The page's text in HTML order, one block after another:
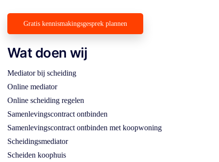
Gratis kennismakingsgesprek plannen
Wat doen wij
Mediator bij scheiding
Online mediator
Online scheiding regelen
Samenlevingscontract ontbinden
Samenlevingscontract ontbinden met koopwoning
Scheidingsmediator
Scheiden koophuis